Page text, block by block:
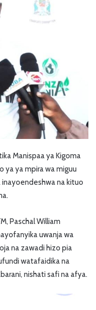
Manispaa ya Kigoma
ya ya mpira wa miguu
inayoendeshwa na kituo
Paschal William
uwanja wa
na zawadi hizo pia
watafaidika na
nishati safi na afya.